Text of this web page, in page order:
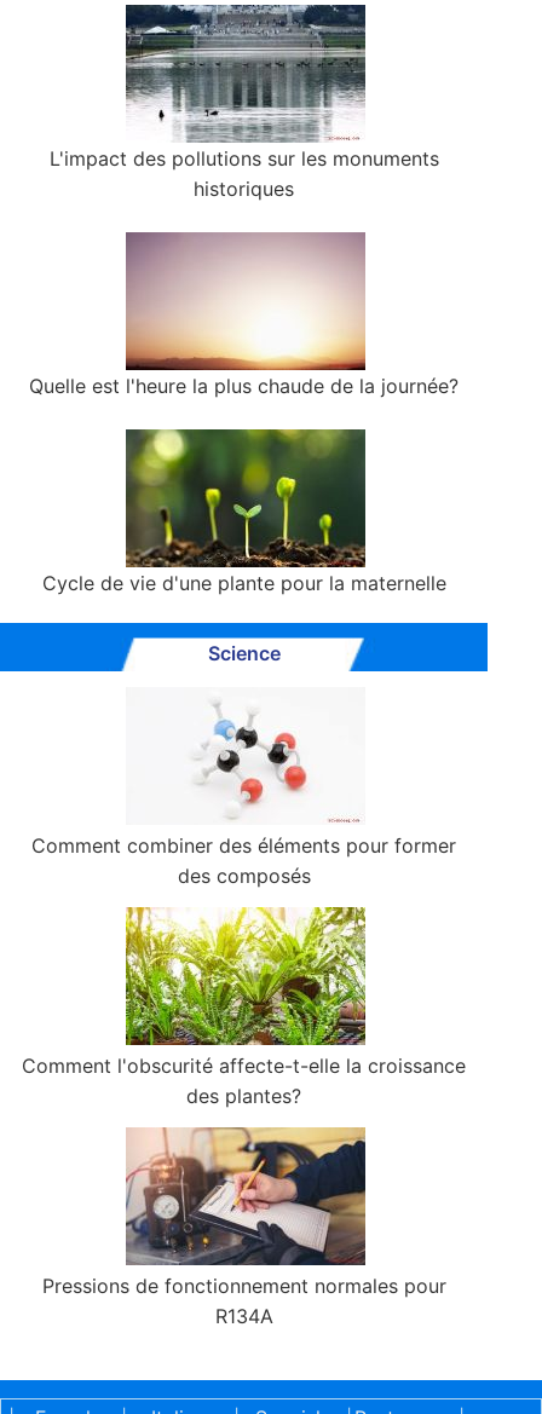
L'impact des pollutions sur les monuments
historiques
Quelle est l'heure la plus chaude de la journée?
Cycle de vie d'une plante pour la maternelle
Science
Comment combiner des éléments pour former
des composés
Comment l'obscurité affecte-t-elle la croissance
des plantes?
Pressions de fonctionnement normales pour
R134A